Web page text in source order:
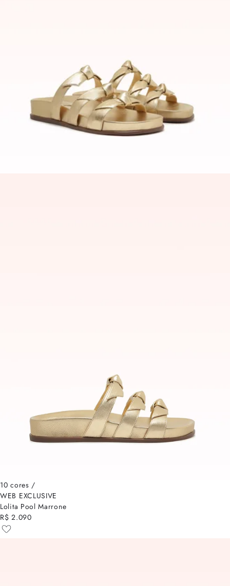
10 cores /
WEB EXCLUSIVE
Lolita Pool Marrone
R$ 2.090